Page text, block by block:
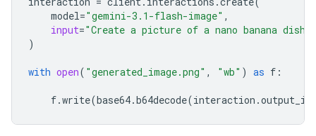
model="gemini-3.1-flash-image" ,
input="Create a picture of a nano banana
)
with open( "generated_image.png" , "wb" ) as f :
f.write(base64.b64decode(interaction .